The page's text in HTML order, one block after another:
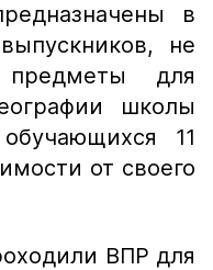
в
не
для
школы
11
от своего
ВПР для